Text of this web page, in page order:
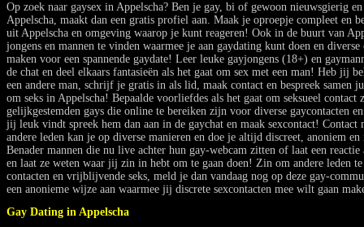
Op zoek naar gaysex in Appelscha? Ben je gay, bi of gewoon nieuwsgierig
Appelscha, maakt dan een gratis profiel aan. Maak je oproepje compleet en
uit Appelscha en omgeving waarop je kunt reageren! Ook in de buurt van
jongens en mannen te vinden waarmee je aan gaydating kunt doen en
maken voor een spannende gaydate! Leer leuke gayjongens (18+) en
de chat en deel elkaars fantasieën als het gaat om sex met een man! Heb jij
een andere man, schrijf je gratis in als lid, maak contact en bespreek samen
om seks in Appelscha! Bepaalde voorliefdes als het gaat om seksueel contact
gelijkgestemden gays die online te bereiken zijn voor diverse gaycontacten
jij leuk vindt spreek hem dan aan in de gaychat en maak sexcontact! Contact
andere leden kan je op diverse manieren en doe je altijd discreet, anoniem
Benader mannen die nu live achter hun gay-webcam zitten of laat een
en laat ze weten waar jij zin in hebt om te gaan doen! Zin om andere leden te
contacten en vrijblijvende seks, meld je dan vandaag nog op deze gay-
een anonieme wijze aan waarmee jij discrete sexcontacten mee wilt gaan
Gay Dating in Appelscha